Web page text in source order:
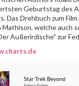
Geburtstag des
Das Drehbuch zum
welche auch
Außerirdische" zur